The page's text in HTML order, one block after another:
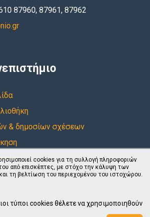
87960, 87961, 87962
& δημοσίων σχέσεων
cookies για τη συλλογή πληροφοριών
από επισκέπτες, με στόχο την κάλυψη των
τη βελτίωση του περιεχομένου του ιστοχώρου.
τύποι cookies θέλετε να χρησιμοποιηθούν